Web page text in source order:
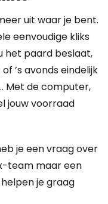
uit waar je bent.
eenvoudige kliks
het paard beslaat,
’s avonds eindelijk
Met de computer,
jouw voorraad
je een vraag over
team maar een
je graag